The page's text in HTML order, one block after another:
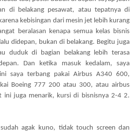
di belakang pesawat, atau tepatnya di
kebisingan dari mesin jet lebih kurang
beralasan kenapa semua kelas bisnis
didepan, bukan di belakang. Begitu juga
duduk di bagian belakang lebih terasa
Dan ketika masuk kedalam, saya
saya terbang pakai Airbus A340 600,
Boeing 777 200 atau 300, atau airbus
ini juga menarik, kursi di bisnisnya 2-4 2.
agak kuno, tidak touch screen dan